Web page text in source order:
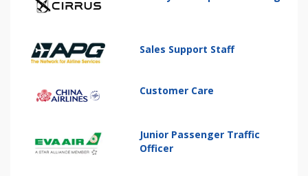
Sales Support Staff
Customer Care
Junior Passenger Traffic
Officer